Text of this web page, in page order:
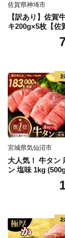
佐賀県神埼市
【訳あり】佐賀
キ200g×5枚【佐
キ ブランド肉 ヒ
肉 ジューシー
宮城県気仙沼市
大人気！ 牛タン
ン 塩味 1kg
ンド 宮城県 気仙
60] 肉 牛肉 精肉
厚切り タン